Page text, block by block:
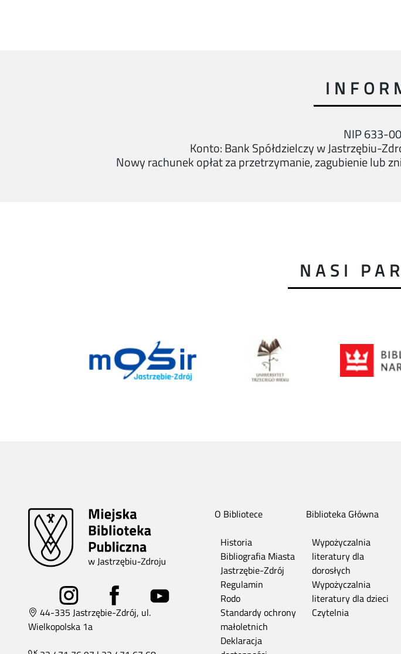
NIP 633-
Konto: Bank Spółdzielczy w Jastrzębiu-
Nowy rachunek opłat za przetrzymanie, zagubienie lub
NASI
44-335 Jastrzębie-Zdrój, ul.
Wielkopolska 1a
O Bibliotece
Historia
Bibliografia Miasta
Jastrzębie-Zdrój
Regulamin
Rodo
Standardy ochrony
małoletnich
Deklaracja
Biblioteka Główna
Wypożyczalnia
literatury dla
dorosłych
Wypożyczalnia
literatury dla dzieci
Czytelnia